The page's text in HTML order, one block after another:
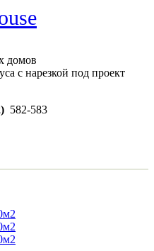
домов
с нарезкой под проект
582-583